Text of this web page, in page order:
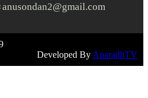
anusondan2@gmail.com
Developed By AparadhTV